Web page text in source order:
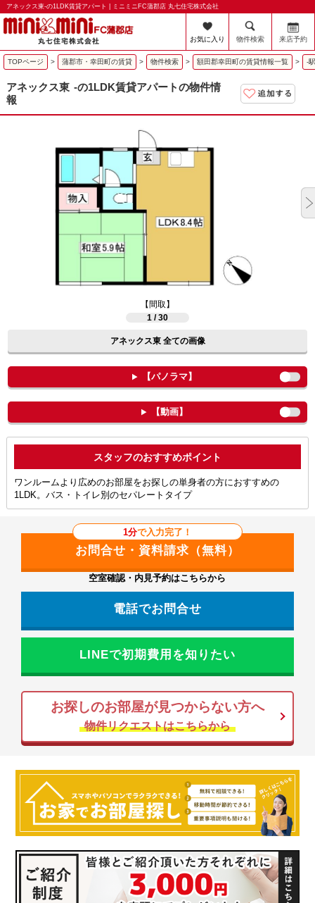
アネックス東-の1LDK賃貸アパート | ミニミニFC蒲郡店 丸七住宅株式会社
お気に入り 物件検索 来店予約
TOPページ > 蒲郡市・幸田町の賃貸 > 物件検索 > 額田郡幸田町の賃貸情報一覧 > -
アネックス東 -の1LDK賃貸アパートの物件情
報
【間取】
1 / 30
アネックス東 全ての画像
【パノラマ】
【動画】
ポイント
ワンルームより広めのお部屋をお探しの単身者の方におすすめの
1LDK。バス・トイレ別のセパレートタイプ
1分で入力完了！
空室確認・内見予約はこちらから
電話でお問合せ
LINEで初期費用を知りたい
お探しのお部屋が見つからない方へ
物件リクエストはこちらから